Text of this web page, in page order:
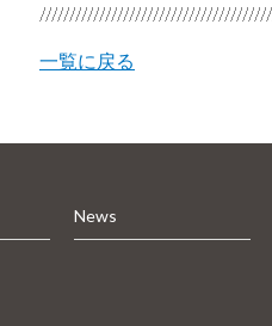
一覧に戻る
News